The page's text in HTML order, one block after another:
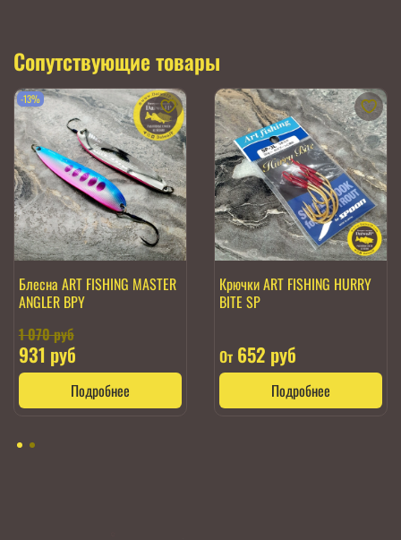
Сопутствующие товары
-13%
Блесна ART FISHING MASTER
ANGLER BPY
1 070 руб
931 руб
Подробнее
Крючки ART FISHING HURRY
BITE SP
От652 руб
Подробнее